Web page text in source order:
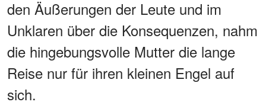
den Äußerungen der Leute und im
Unklaren über die Konsequenzen, nahm
die hingebungsvolle Mutter die lange
Reise nur für ihren kleinen Engel auf
sich.